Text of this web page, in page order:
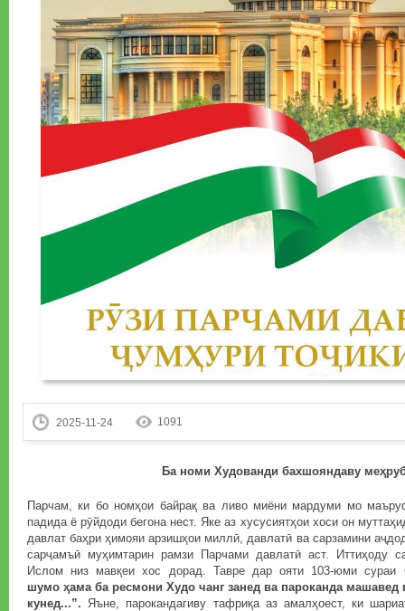
2025-11-24 1091
Ба номи Худованди бахшояндаву меҳ
Парчам, ки бо номҳои байрақ ва ливо миёни мардуми мо
падида ё рӯйдоди бегона нест. Яке аз хусусиятҳои хоси он
давлат баҳри ҳимояи арзишҳои миллӣ, давлатӣ ва сарзамини
сарҷамъӣ муҳимтарин рамзи Парчами давлатӣ аст. Иттиҳоду
Ислом низ мавқеи хос дорад. Тавре дар ояти 103-юми
шумо ҳама ба ресмони Худо чанг занед ва пароканда машавед
кунед...”. Яъне, парокандагиву тафриқа аз амалҳоест, ки